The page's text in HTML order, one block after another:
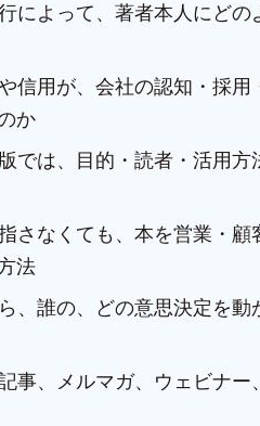
によって、著者本人にどの
信用が、会社の認知・採用
か
では、目的・読者・活用方
さなくても、本を営業・顧
法
、誰の、どの意思決定を動
事、メルマガ、ウェビナー